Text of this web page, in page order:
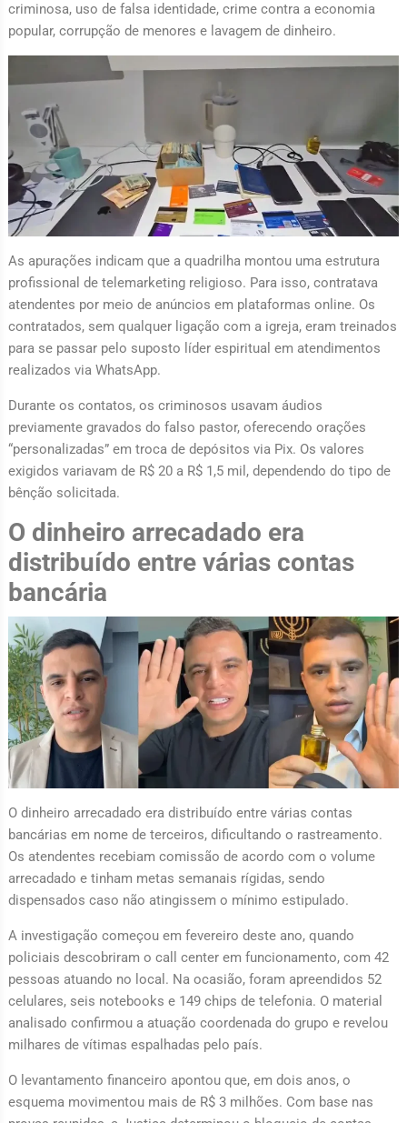
criminosa, uso de falsa identidade, crime contra a economia
popular, corrupção de menores e lavagem de dinheiro.
As apurações indicam que a quadrilha montou uma estrutura
profissional de telemarketing religioso. Para isso, contratava
atendentes por meio de anúncios em plataformas online. Os
contratados, sem qualquer ligação com a igreja, eram treinados
para se passar pelo suposto líder espiritual em atendimentos
realizados via WhatsApp.
Durante os contatos, os criminosos usavam áudios
previamente gravados do falso pastor, oferecendo orações
“personalizadas” em troca de depósitos via Pix. Os valores
exigidos variavam de R$ 20 a R$ 1,5 mil, dependendo do tipo de
bênção solicitada.
O dinheiro arrecadado era
distribuído entre várias contas
bancária
O dinheiro arrecadado era distribuído entre várias contas
bancárias em nome de terceiros, dificultando o rastreamento.
Os atendentes recebiam comissão de acordo com o volume
arrecadado e tinham metas semanais rígidas, sendo
dispensados caso não atingissem o mínimo estipulado.
A investigação começou em fevereiro deste ano, quando
policiais descobriram o call center em funcionamento, com 42
pessoas atuando no local. Na ocasião, foram apreendidos 52
celulares, seis notebooks e 149 chips de telefonia. O material
analisado confirmou a atuação coordenada do grupo e revelou
milhares de vítimas espalhadas pelo país.
O levantamento financeiro apontou que, em dois anos, o
esquema movimentou mais de R$ 3 milhões. Com base nas